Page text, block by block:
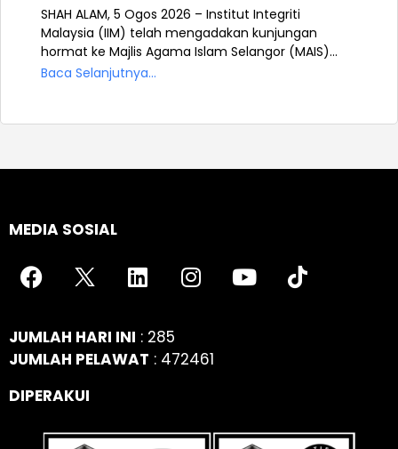
SHAH ALAM, 5 Ogos 2026 – Institut Integriti
Malaysia (IIM) telah mengadakan kunjungan
hormat ke Majlis Agama Islam Selangor (MAIS)...
Baca Selanjutnya...
MEDIA SOSIAL
JUMLAH HARI INI : 285
JUMLAH PELAWAT : 472461
DIPERAKUI